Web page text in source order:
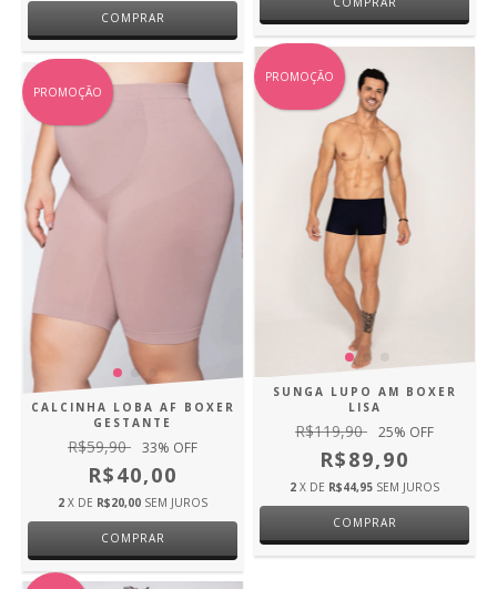
COMPRAR
PROMOÇÃO
CALCINHA LOBA AF BOXER
GESTANTE
R$59,90 33% OFF
R$40,00
2 X DE R$20,00 SEM JUROS
COMPRAR
PROMOÇÃO
SUNGA LUPO AM BOXER
LISA
R$119,90 25% OFF
R$89,90
2 X DE R$44,95 SEM JUROS
COMPRAR